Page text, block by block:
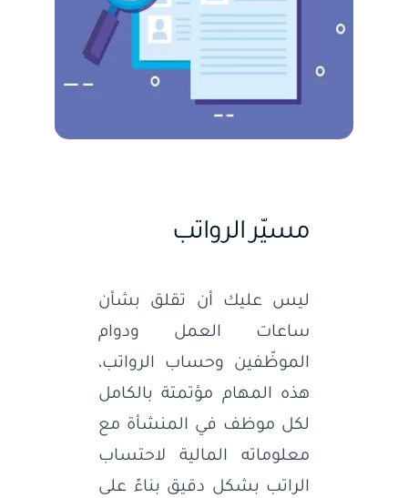
مسيّر الرواتب
ليس عليك أن تقلق بشأن
ساعات العمل ودوام
الموظّفين وحساب الرواتب،
هذه المهام مؤتمتة بالكامل
لكل موظف في المنشأة مع
معلوماته المالية لاحتساب
الراتب بشكل دقيق بناءً على